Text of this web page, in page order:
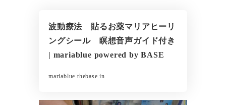
波動療法 貼るお薬マリアヒーリ
ングシール 瞑想音声ガイド付き
| mariablue powered by BASE
mariablue.thebase.in